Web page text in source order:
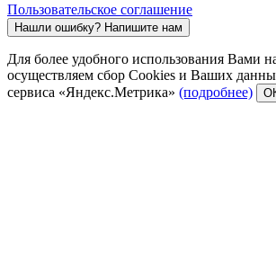
Пользовательское соглашение
Нашли ошибку? Напишите нам
Для более удобного использования Вами
осуществляем сбор Cookies и Ваших
сервиса «Яндекс.Метрика» (подробнее)